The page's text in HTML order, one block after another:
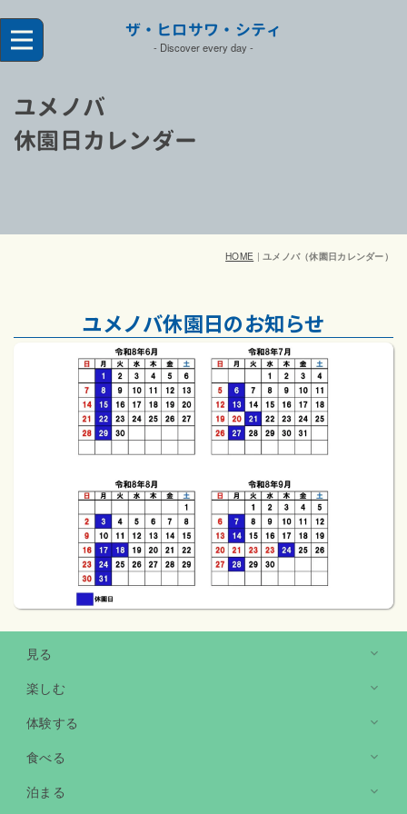
ザ・ヒロサワ・シティ
- Discover every day -
ユメノバ
休園日カレンダー
HOME | ユメノバ（休園日カレンダー）
ユメノバ休園日のお知らせ
見る
隈研吾氏設計 巨石で建築を消す試み
芸術の森 分館
洋画、日本画、陶磁器展示中
楽しむ
戦略性の高い18ホール
パークゴルフ場
体験する
収穫体験イベント開催
食べる
泊まる